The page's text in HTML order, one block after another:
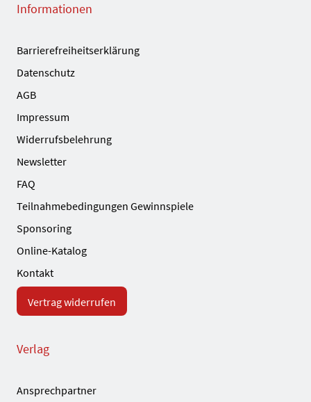
Informationen
Barrierefreiheitserklärung
Datenschutz
AGB
Impressum
Widerrufsbelehrung
Newsletter
FAQ
Teilnahmebedingungen Gewinnspiele
Sponsoring
Online-Katalog
Kontakt
Vertrag widerrufen
Verlag
Ansprechpartner